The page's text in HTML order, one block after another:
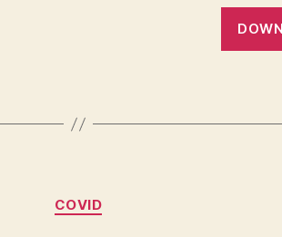
Categorie
COVID